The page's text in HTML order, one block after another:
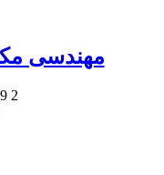
مهندسی
2